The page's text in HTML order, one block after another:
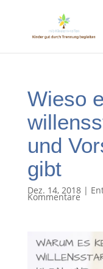
Wieso
und
gibt
Dez. 14, 2018|
Kommentare